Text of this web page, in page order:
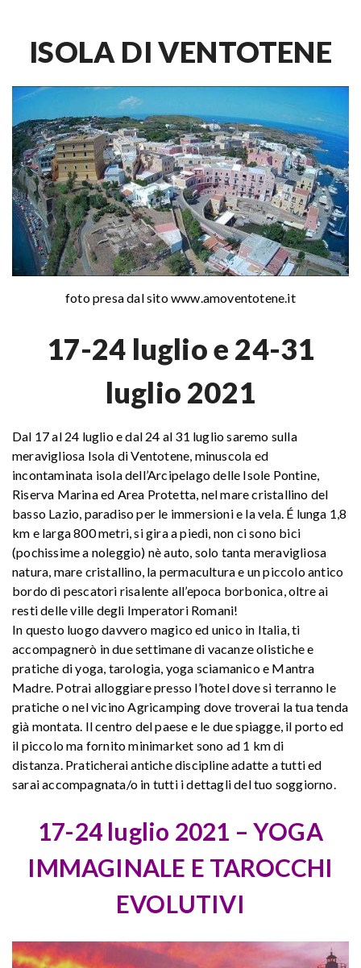
ISOLA DI VENTOTENE
foto presa dal sito www.amoventotene.it
17-24 luglio e 24-31
luglio 2021
Dal 17 al 24 luglio e dal 24 al 31 luglio saremo sulla
meravigliosa Isola di Ventotene, minuscola ed
incontaminata isola dell’Arcipelago delle Isole Pontine,
Riserva Marina ed Area Protetta, nel mare cristallino del
basso Lazio, paradiso per le immersioni e la vela. É lunga 1,8
km e larga 800 metri, si gira a piedi, non ci sono bici
(pochissime a noleggio) nè auto, solo tanta meravigliosa
natura, mare cristallino, la permacultura e un piccolo antico
bordo di pescatori risalente all’epoca borbonica, oltre ai
resti delle ville degli Imperatori Romani!
In questo luogo davvero magico ed unico in Italia, ti
accompagnerò in due settimane di vacanze olistiche e
pratiche di yoga, tarologia, yoga sciamanico e Mantra
Madre. Potrai alloggiare presso l’hotel dove si terranno le
pratiche o nel vicino Agricamping dove troverai la tua tenda
già montata. Il centro del paese e le due spiagge, il porto ed
il piccolo ma fornito minimarket sono ad 1 km di
distanza. Praticherai antiche discipline adatte a tutti ed
sarai accompagnata/o in tutti i dettagli del tuo soggiorno.
17-24 luglio 2021 – YOGA
IMMAGINALE E TAROCCHI
EVOLUTIVI